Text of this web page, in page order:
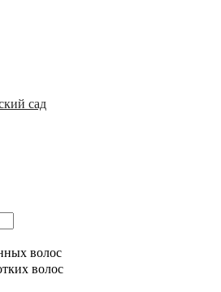
сад
волос
волос